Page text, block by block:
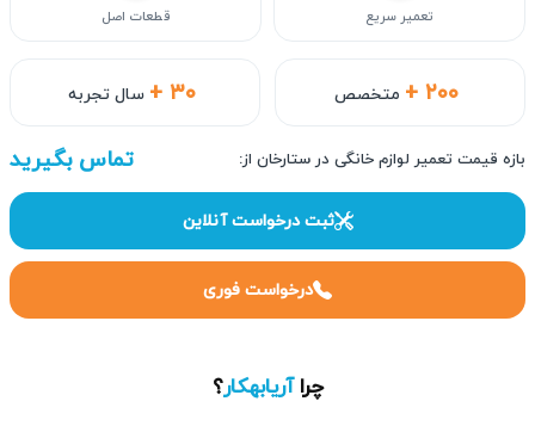
+ ۲۰۰ متخصص + ۳۰ سال تجربه
تعمیر سریع قطعات اصل
بازه قیمت تعمیر لوازم خانگی در ستارخان از: تماس بگیرید
ثبت درخواست آنلاین
درخواست فوری
چراآریابهکار؟